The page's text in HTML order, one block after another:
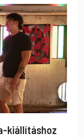
kiállításhoz